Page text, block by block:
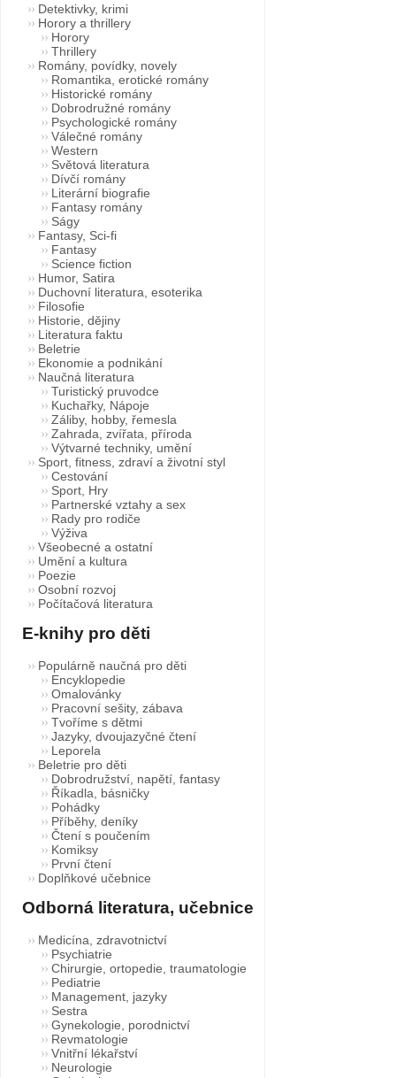
Detektivky, krimi
Horory a thrillery
Horory
Thrillery
Romány, povídky, novely
Romantika, erotické romány
Historické romány
Dobrodružné romány
Psychologické romány
Válečné romány
Western
Světová literatura
Dívčí romány
Literární biografie
Fantasy romány
Ságy
Fantasy, Sci-fi
Fantasy
Science fiction
Humor, Satira
Duchovní literatura, esoterika
Filosofie
Historie, dějiny
Literatura faktu
Beletrie
Ekonomie a podnikání
Naučná literatura
Turistický pruvodce
Kuchařky, Nápoje
Záliby, hobby, řemesla
Zahrada, zvířata, příroda
Výtvarné techniky, umění
Sport, fitness, zdraví a životní styl
Cestování
Sport, Hry
Partnerské vztahy a sex
Rady pro rodiče
Výživa
Všeobecné a ostatní
Umění a kultura
Poezie
Osobní rozvoj
Počítačová literatura
E-knihy pro děti
Populárně naučná pro děti
Encyklopedie
Omalovánky
Pracovní sešity, zábava
Tvoříme s dětmi
Jazyky, dvoujazyčné čtení
Leporela
Beletrie pro děti
Dobrodružství, napětí, fantasy
Říkadla, básničky
Pohádky
Příběhy, deníky
Čtení s poučením
Komiksy
První čtení
Doplňkové učebnice
Odborná literatura, učebnice
Medicína, zdravotnictví
Psychiatrie
Chirurgie, ortopedie, traumatologie
Pediatrie
Management, jazyky
Sestra
Gynekologie, porodnictví
Revmatologie
Vnitřní lékařství
Neurologie